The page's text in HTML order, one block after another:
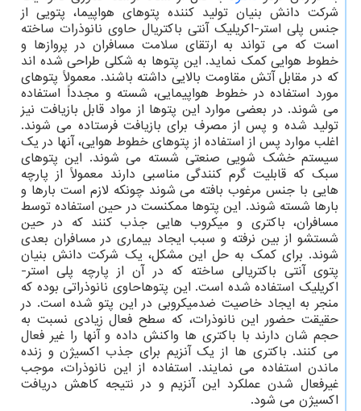
شرکت دانش بنیان تولید کننده پتوهای هواپیما، پتویی از
جنس پلی استر-اکریلیک آنتی باکتریال حاوی نانوذرات ساخته
است که می تواند به ارتقای سلامت مسافران در پروازها و
خطوط هوایی کمک نماید. این پتوها به شکلی طراحی شده اند
که در مقابل آتش مقاومت بالایی داشته باشند. معمولاً پتوهای
مورد استفاده در خطوط هواپیمایی، شسته و مجدداً استفاده
می شوند. در بعضی موارد این پتوها از مواد قابل بازیافت نیز
تولید شده و پس از مصرف برای بازیافت فرستاده می شوند.
اغلب موارد پس از استفاده از پتوهای خطوط هوایی، آنها در یک
سیستم خشک شویی صنعتی شسته می شوند. این پتوهای
سبک که قابلیت گرم کنندگی مناسبی دارند معمولاً از پارچه
هایی با جنس مرغوب بافته می شوند چونکه لازم است بارها و
بارها شسته شوند. این پتوها ممکنست در حین استفاده توسط
مسافران، باکتری و میکروب هایی جذب کنند که در حین
شستشو از بین نرفته و سبب ایجاد بیماری در مسافران بعدی
شوند. برای کمک به حل این مشکل، یک شرکت دانش بنیان
پتوی آنتی باکتریالی ساخته که در آن از پارچه پلی استر-
اکریلیک استفاده شده است. این پتوهاحاوی نانوذراتی بوده که
منجر به ایجاد خاصیت ضدمیکروبی در این پتو شده است. در
حقیقت حضور این نانوذرات، که سطح فعال زیادی نسبت به
حجم شان دارند با باکتری ها واکنش داده و آنها را غیر فعال
می کنند. باکتری ها از یک آنزیم برای جذب اکسیژن و زنده
ماندن استفاده می نمایند. استفاده از این نانوذرات، موجب
غیرفعال شدن عملکرد این آنزیم و در نتیجه کاهش دریافت
اکسیژن می شود.